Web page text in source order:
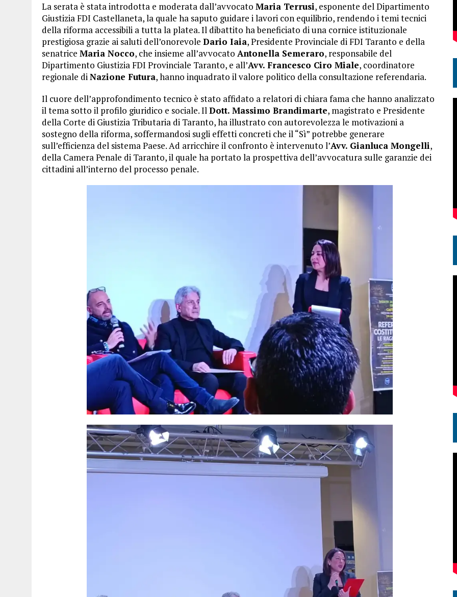
La serata è stata introdotta e moderata dall’avvocato Maria Terrusi, esponente del Dipartimento
Giustizia FDI Castellaneta, la quale ha saputo guidare i lavori con equilibrio, rendendo i temi tecnici
della riforma accessibili a tutta la platea. Il dibattito ha beneficiato di una cornice istituzionale
prestigiosa grazie ai saluti dell’onorevole Dario Iaia, Presidente Provinciale di FDI Taranto e della
senatrice Maria Nocco, che insieme all’avvocato Antonella Semeraro, responsabile del
Dipartimento Giustizia FDI Provinciale Taranto, e all’Avv. Francesco Ciro Miale, coordinatore
regionale diNazione Futura, hanno inquadrato il valore politico della consultazione referendaria.
Il cuore dell’approfondimento tecnico è stato affidato a relatori di chiara fama che hanno analizzato
il tema sotto il profilo giuridico e sociale. IlDott. Massimo Brandimarte, magistrato e Presidente
della Corte di Giustizia Tributaria di Taranto, ha illustrato con autorevolezza le motivazioni a
sostegno della riforma, soffermandosi sugli effetti concreti che il “Sì” potrebbe generare
sull’efficienza del sistema Paese. Ad arricchire il confronto è intervenuto l’Avv. Gianluca Mongelli,
della Camera Penale di Taranto, il quale ha portato la prospettiva dell’avvocatura sulle garanzie dei
cittadini all’interno del processo penale.